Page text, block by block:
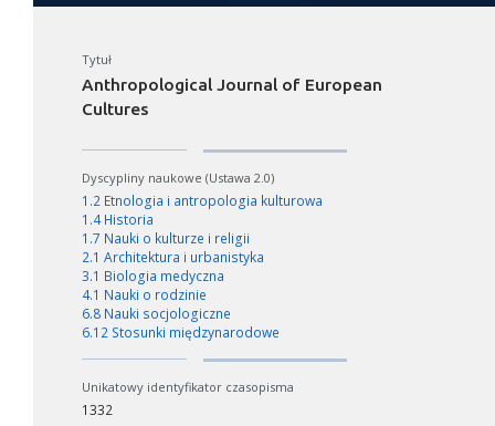
Tytuł
Anthropological Journal of European
Cultures
Dyscypliny naukowe (Ustawa 2.0)
1.2 Etnologia i antropologia kulturowa
1.4 Historia
1.7 Nauki o kulturze i religii
2.1 Architektura i urbanistyka
3.1 Biologia medyczna
4.1 Nauki o rodzinie
6.8 Nauki socjologiczne
6.12 Stosunki międzynarodowe
Unikatowy identyfikator czasopisma
1332